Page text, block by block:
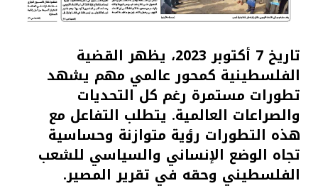
تاريخ 7 أكتوبر 2023، يظهر القضية
الفلسطينية كمحور عالمي مهم يشهد
تطورات مستمرة رغم كل التحديات
والصراعات العالمية. يتطلب التفاعل مع
هذه التطورات رؤية متوازنة وحساسية
تجاه الوضع الإنساني والسياسي للشعب
الفلسطيني وحقه في تقرير المصير.